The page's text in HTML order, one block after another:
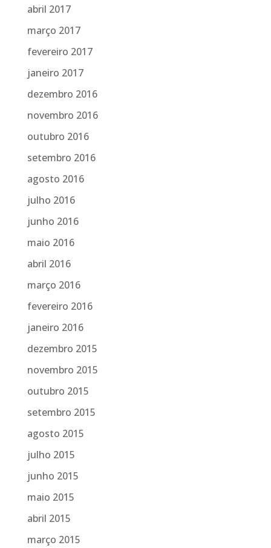
abril 2017
março 2017
fevereiro 2017
janeiro 2017
dezembro 2016
novembro 2016
outubro 2016
setembro 2016
agosto 2016
julho 2016
junho 2016
maio 2016
abril 2016
março 2016
fevereiro 2016
janeiro 2016
dezembro 2015
novembro 2015
outubro 2015
setembro 2015
agosto 2015
julho 2015
junho 2015
maio 2015
abril 2015
março 2015